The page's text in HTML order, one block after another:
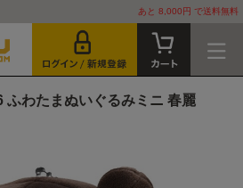
あと 8,000円 で送料無料
ふわたまぬいぐるみミニ 春麗